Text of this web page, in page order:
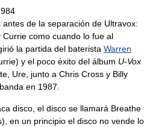
de la separación de Ultravox:
como cuando lo fue al
la partida del baterista Warren
y el poco éxito del álbum U-Vox
Ure, junto a Chris Cross y Billy
en 1987.
disco, el disco se llamará Breathe
en un principio el disco no vende lo